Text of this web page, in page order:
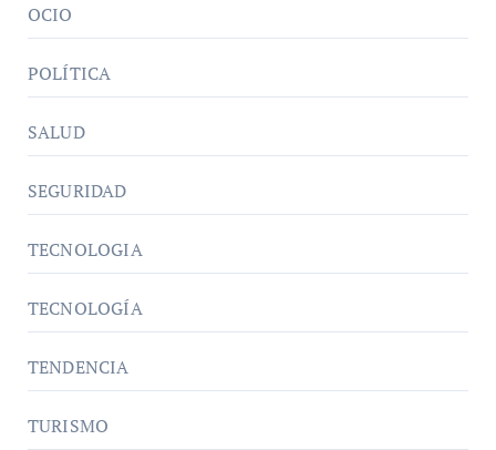
OCIO
POLÍTICA
SALUD
SEGURIDAD
TECNOLOGIA
TECNOLOGÍA
TENDENCIA
TURISMO